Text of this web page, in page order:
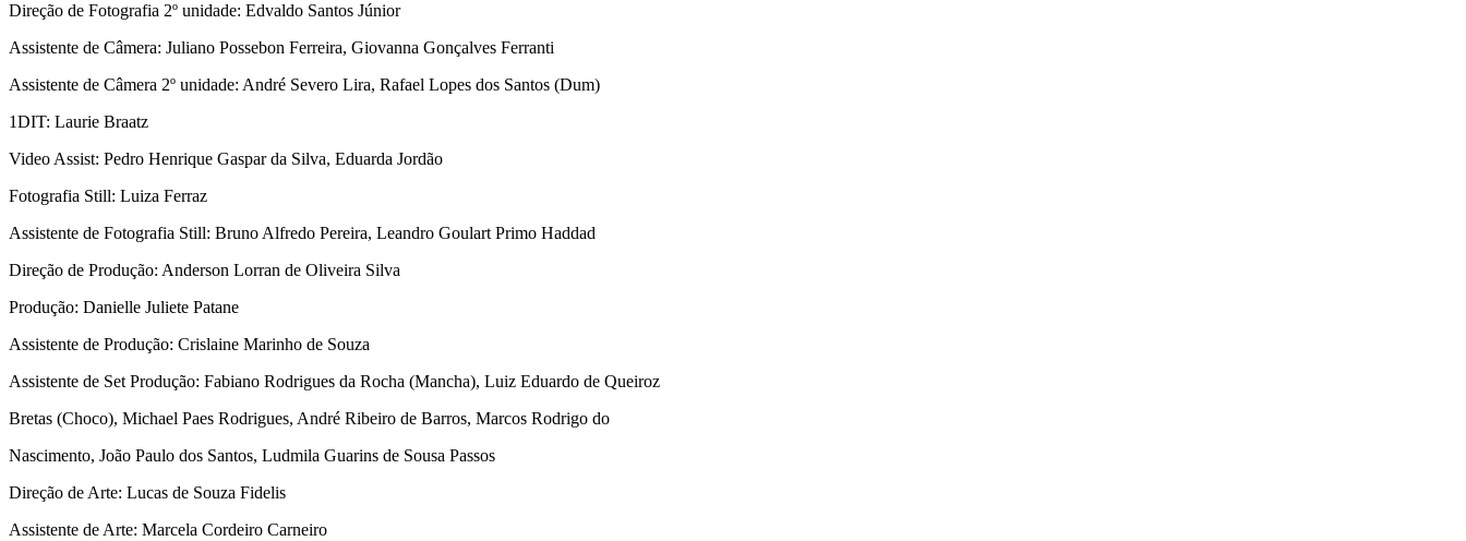
Direção de Fotografia 2º unidade: Edvaldo Santos Júnior
Assistente de Câmera: Juliano Possebon Ferreira, Giovanna Gonçalves Ferranti
Assistente de Câmera 2º unidade: André Severo Lira, Rafael Lopes dos Santos (Dum)
1DIT: Laurie Braatz
Video Assist: Pedro Henrique Gaspar da Silva, Eduarda Jordão
Fotografia Still: Luiza Ferraz
Assistente de Fotografia Still: Bruno Alfredo Pereira, Leandro Goulart Primo Haddad
Direção de Produção: Anderson Lorran de Oliveira Silva
Produção: Danielle Juliete Patane
Assistente de Produção: Crislaine Marinho de Souza
Assistente de Set Produção: Fabiano Rodrigues da Rocha (Mancha), Luiz Eduardo de Queiroz
Bretas (Choco), Michael Paes Rodrigues, André Ribeiro de Barros, Marcos Rodrigo do
Nascimento, João Paulo dos Santos, Ludmila Guarins de Sousa Passos
Direção de Arte: Lucas de Souza Fidelis
Assistente de Arte: Marcela Cordeiro Carneiro